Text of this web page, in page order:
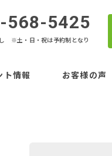
568-5425
※土・日・祝は予約制となり
ト情報 お客様の声